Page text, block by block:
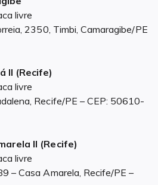
livre
2350, Timbi, Camaragibe/PE
II (Recife)
livre
Recife/PE – CEP: 50610-
II (Recife)
livre
– Casa Amarela, Recife/PE –